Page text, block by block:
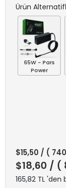
Ürün
65W - Pars
Power
$15,50 / (
$18,60 / (
165,82 TL